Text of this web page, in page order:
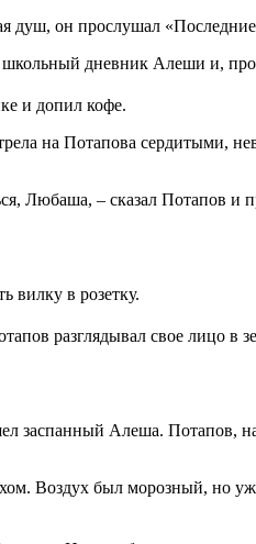
душ, он прослушал «Последние
дневник Алеши и,
и допил кофе.
на Потапова сердитыми,
Любаша, – сказал Потапов и
вилку в розетку.
разглядывал свое лицо в
заспанный Алеша. Потапов,
Воздух был морозный, но